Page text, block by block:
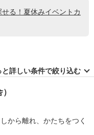
せる！夏休みイベントカ
と詳しい条件で絞り込む
から離れ、かたちをつく